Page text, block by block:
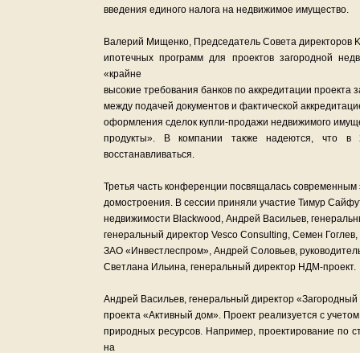
введения единого налога на недвижимое имущество.
Валерий Мищенко, Председатель Совета директоров
ипотечных программ для проектов загородной
«крайне
высокие требования банков по аккредитации
между подачей документов и фактической
оформления сделок купли-продажи недвижимого
продукты». В компании также надеются, что в
восстанавливаться.
Третья часть конференции посвящалась
домостроения. В сессии приняли участие Тимур
недвижимости Blackwood, Андрей Васильев,
генеральный директор Vesco Consulting, Семен
ЗАО «Инвестлеспром», Андрей Соловьев,
Светлана Ильина, генеральный директор НДМ-проект.
Андрей Васильев, генеральный директор
проекта «Активный дом». Проект реализуется с
природных ресурсов. Например, проектирование по
на